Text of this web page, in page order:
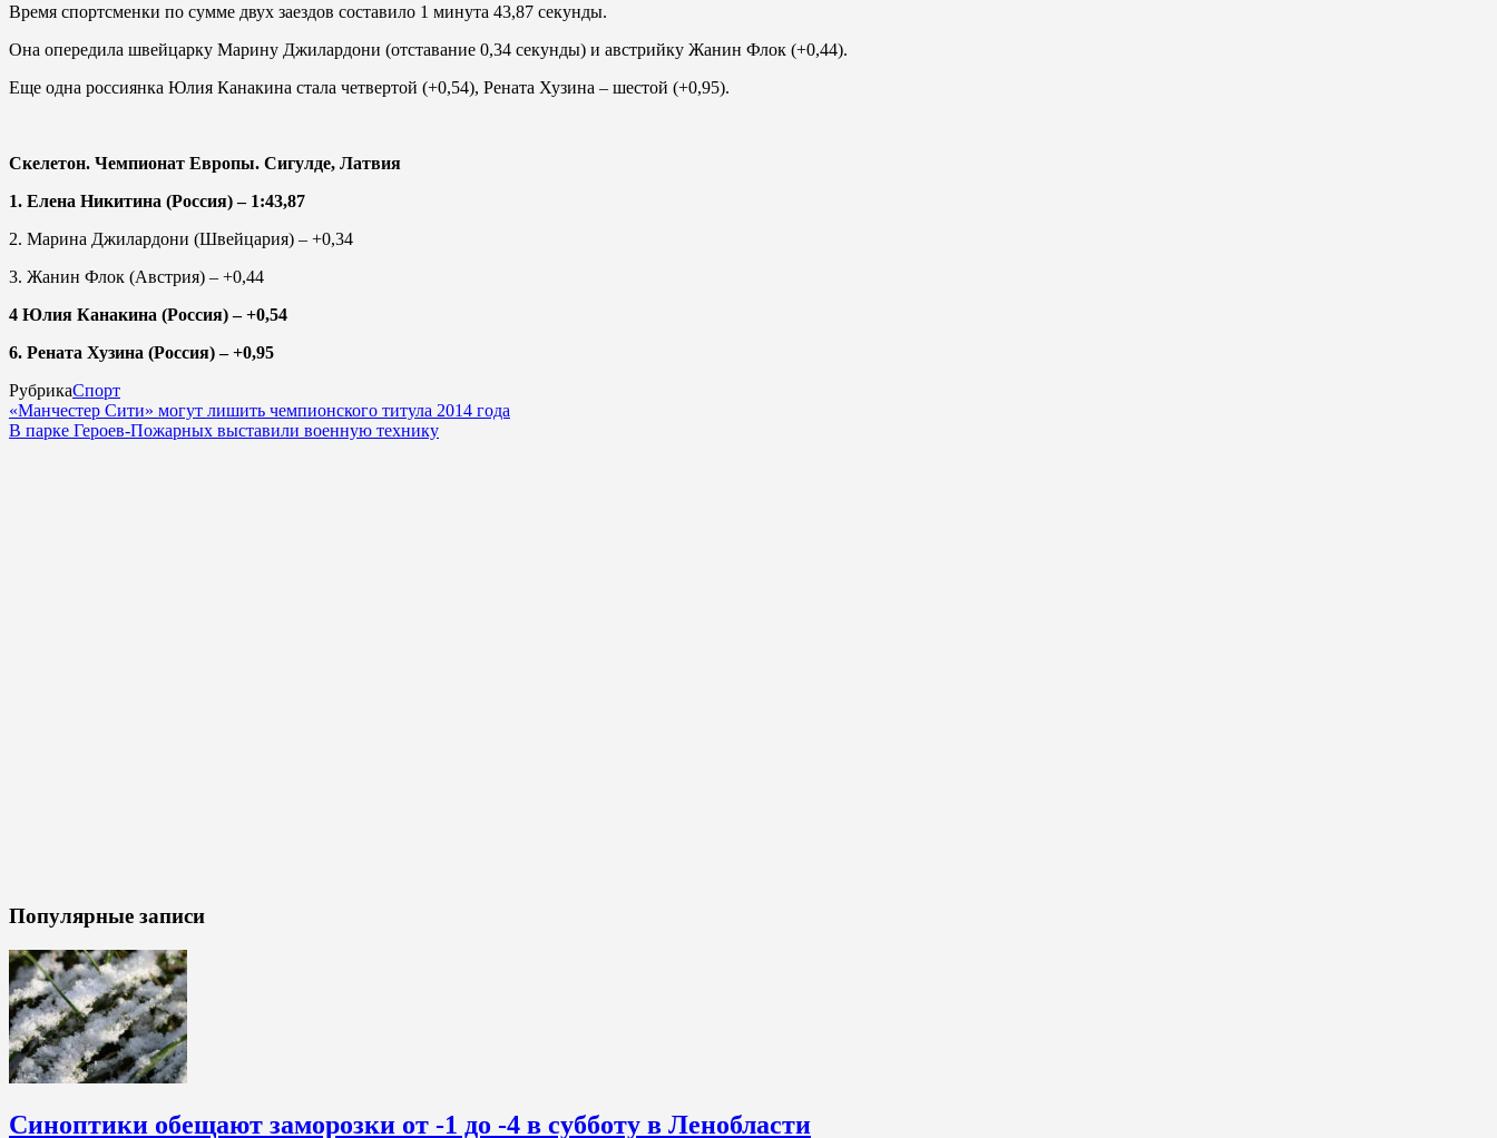
Время спортсменки по сумме двух заездов составило 1 минута 43,87 секунды.
Она опередила швейцарку Марину Джилардони (отставание 0,34 секунды) и австрийку Жанин Флок (+0,44).
Еще одна россиянка Юлия Канакина стала четвертой (+0,54), Рената Хузина – шестой (+0,95).
Скелетон. Чемпионат Европы. Сигулде, Латвия
1. Елена Никитина (Россия) – 1:43,87
2. Марина Джилардони (Швейцария) – +0,34
3. Жанин Флок (Австрия) – +0,44
4 Юлия Канакина (Россия) – +0,54
6. Рената Хузина (Россия) – +0,95
РубрикаСпорт
«Манчестер Сити» могут лишить чемпионского титула 2014 года
В парке Героев-Пожарных выставили военную технику
Популярные записи
Синоптики обещают заморозки от -1 до -4 в субботу в Ленобласти